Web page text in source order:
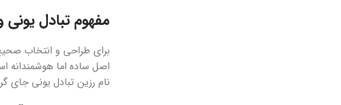
مفهوم تبادل یونی
برای طراحی و انتخاب
اصل ساده اما هوشمندانه
نام رزین تبادل یونی جای